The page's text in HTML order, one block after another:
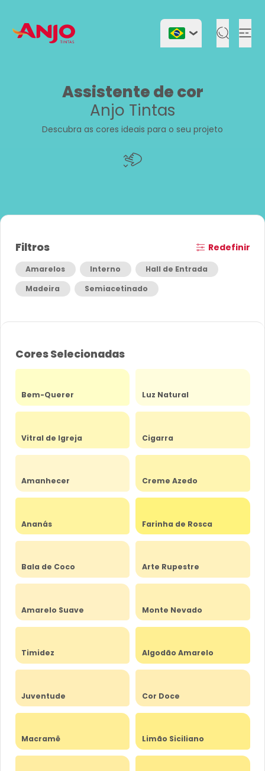
Assistente de cor
Anjo Tintas
Descubra as cores ideais para o seu projeto
Filtros Redefinir
Amarelos Interno
Hall de Entrada
Madeira
Semiacetinado
Cores Selecionadas
Bem-Querer Luz Natural
Vitral de Igreja Cigarra
Amanhecer Creme Azedo
Ananás Farinha de Rosca
Bala de Coco Arte Rupestre
Amarelo Suave Monte Nevado
Timidez Algodão Amarelo
Juventude Cor Doce
Macramê Limão Siciliano